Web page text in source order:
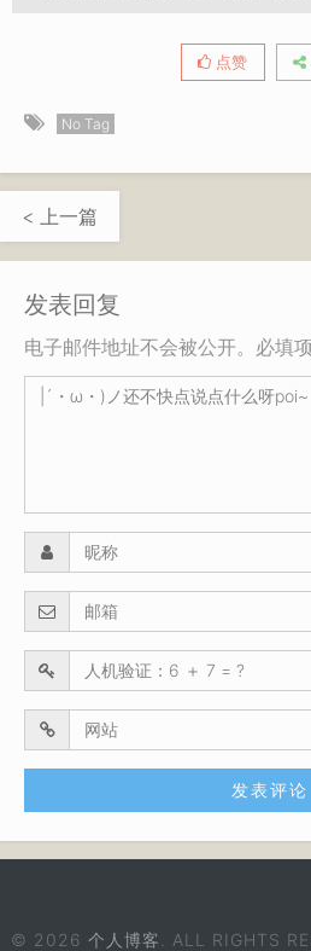
点赞
No Tag
< 上一篇
发表回复
电子邮件地址不会被公开。必填
© 2026 个人博客 . ALL RIGHTS